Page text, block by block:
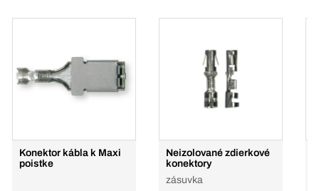
Konektor kábla k Maxi
poistke
Neizolované zdierkové
konektory
zásuvka